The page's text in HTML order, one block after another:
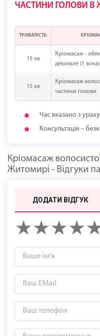
ЧАСТИНИ ГОЛОВИ В
15 хв
Кріомасаж -
декольте (1 зона)
15 хв
Кріомасаж
частини голови
ТРИВАЛІСТЬ
Час вказано з
Консультація –
Кріомасаж
Житомирі - Відгуки
ДОДАТИ ВІДГУК